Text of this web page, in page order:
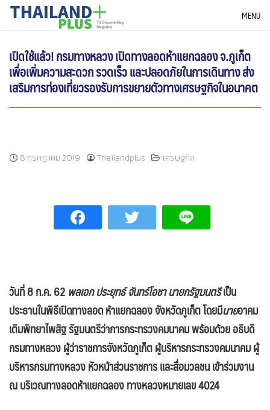
SkipTHAILANDPLUS NEWS MENU
เปิดใช้แล้ว! กรมทางหลวง เปิดทางลอดห้าแยกฉลอง จ.ภูเก็ต
เพื่อเพิ่มความสะดวก รวดเร็ว และปลอดภัยในการเดินทาง ส่ง
เสริมการท่องเที่ยวรองรับการขยายตัวทางเศรษฐกิจในอนาคต
8 กรกฎาคม 2019 Thailandplus เศรษฐกิจ
วันที่ 8 ก.ค. 62พลเอก ประยุทธ์ จันทร์โอชา นายกรัฐมนตรีเป็น
ประธานในพิธีเปิดทางลอด ห้าแยกฉลอง จังหวัดภูเก็ต โดยมีนายอาคม
เติมพิทยาไพสิฐ รัฐมนตรีว่าการกระทรวงคมนาคม พร้อมด้วย อธิบดี
กรมทางหลวง ผู้ว่าราชการจังหวัดภูเก็ต ผู้บริหารกระทรวงคมนาคม ผู้
บริหารกรมทางหลวง หัวหน้าส่วนราชการ และสื่อมวลชน เข้าร่วมงาน
ณ บริเวณทางลอดห้าแยกฉลอง ทางหลวงหมายเลข 4024